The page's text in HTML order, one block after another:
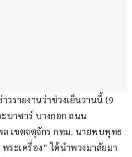
วรายงานว่าช่วงเย็นวานนี้ (9
บาซาร์ บางกอก ถนน
เขตจตุจักร กทม. นายพบพุทธ
ะเครื่อง” ได้นำพวงมาลัยมา